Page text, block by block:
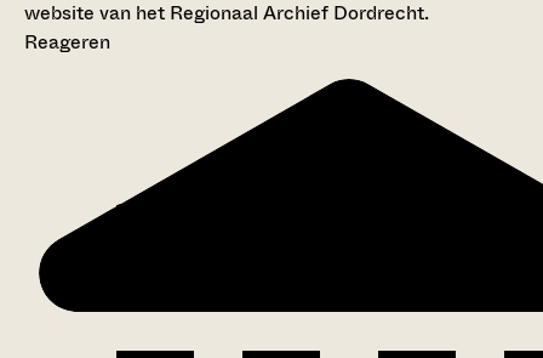
website van het Regionaal Archief Dordrecht.
Reageren